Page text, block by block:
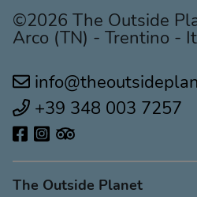
©2026 The Outside
Arco (TN) - Trentino -
+39 348 003 7257
The Outside Planet